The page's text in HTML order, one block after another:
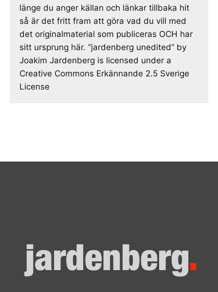
länge du anger källan och länkar tillbaka hit
så är det fritt fram att göra vad du vill med
det originalmaterial som publiceras OCH har
sitt ursprung här. ”jardenberg unedited” by
Joakim Jardenberg is licensed under a
Creative Commons Erkännande 2.5 Sverige
License